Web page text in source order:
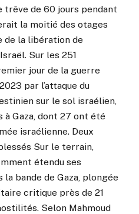
trêve de 60 jours pendant
la moitié des otages
de la libération de
Sur les 251
jour de la guerre
par l’attaque du
sur le sol israélien,
Gaza, dont 27 ont été
israélienne. Deux
Sur le terrain,
étendu ses
bande de Gaza, plongée
critique près de 21
Selon Mahmoud